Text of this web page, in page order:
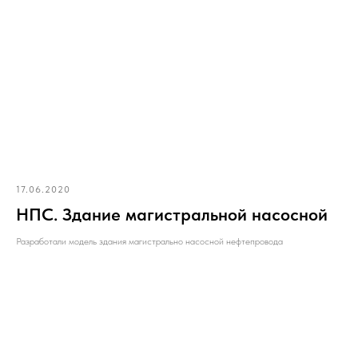
17.06.2020
НПС. Здание магистральной насосной
Разработали модель здания магистрально насосной нефтепровода